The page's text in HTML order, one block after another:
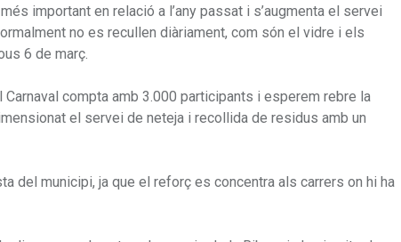
important en relació a l’any passat i s’augmenta el servei
no es recullen diàriament, com són el vidre i els
6 de març.
Carnaval compta amb 3.000 participants i esperem rebre la
el servei de neteja i recollida de residus amb un
del municipi, ja que el reforç es concentra als carrers on hi ha